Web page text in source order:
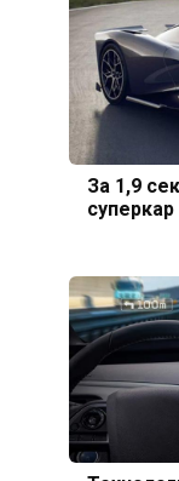
За 1,9
суперкар